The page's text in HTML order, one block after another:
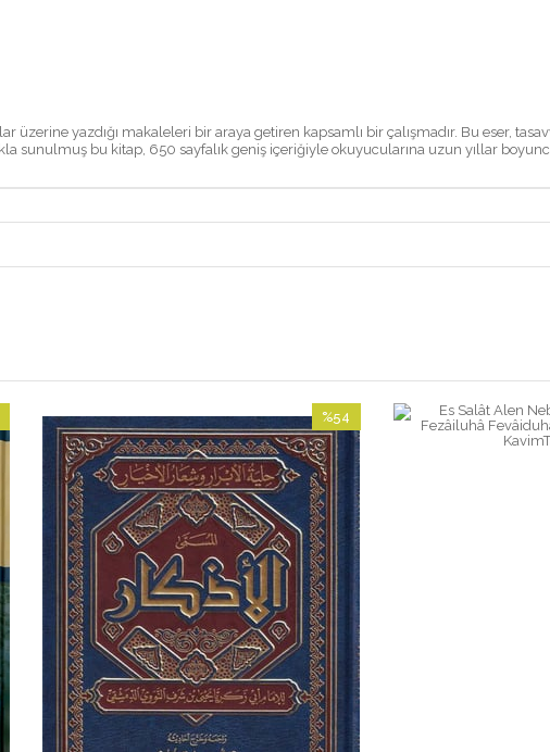
üzerine yazdığı makaleleri bir araya getiren kapsamlı bir çalışmadır. Bu eser,
sunulmuş bu kitap, 650 sayfalık geniş içeriğiyle okuyucularına uzun yıllar
%54
İndirim
%54İndirim